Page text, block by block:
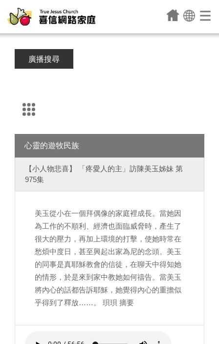
廣播搜尋
心靈的遊牧民族
【小人物悲喜】 「疼愛人的主」訪陳美玉姊妹 第
975集
美玉從小在一個拜偶像的家庭裡成長。當她因
為工作的不順利、經濟也面臨威脅時，產生了
很大的壓力，再加上環境的打擊，使她時常在
愁煩中度日，甚至興起出家為尼的念頭。美玉
的同事是真耶穌教會的信徒，在聊天中得知她
的情形，於是來到家中教她如何禱告。當美玉
將內心的話都告訴耶穌，她覺得內心的重擔似
乎得到了釋放……。 珼珼 摘要